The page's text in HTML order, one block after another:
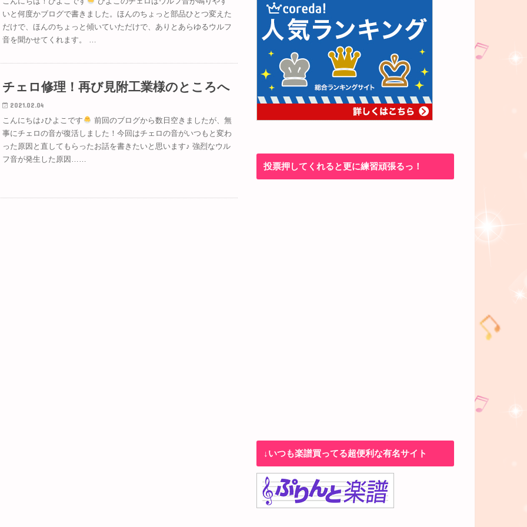
いと何度かブログで書きました。ほんのちょっと部品ひとつ変えた
だけで、ほんのちょっと傾いていただけで、ありとあらゆるウルフ
音を聞かせてくれます。 …
チェロ修理！再び見附工業様のところへ
2021.02.04
こんにちは♪ひよこです
前回のブログから数日空きましたが、無
事にチェロの音が復活しました！今回はチェロの音がいつもと変わ
った原因と直してもらったお話を書きたいと思います♪ 強烈なウル
フ音が発生した原因……
投票押してくれると更に練習頑張るっ！
↓いつも楽譜買ってる超便利な有名サイト